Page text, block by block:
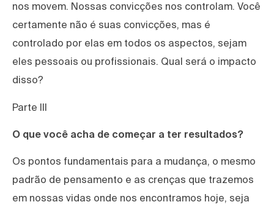
nos movem. Nossas convicções nos controlam. Você
certamente não é suas convicções, mas é
controlado por elas em todos os aspectos, sejam
eles pessoais ou profissionais. Qual será o impacto
disso?
Parte lll
O que você acha de começar a ter resultados?
Os pontos fundamentais para a mudança, o mesmo
padrão de pensamento e as crenças que trazemos
em nossas vidas onde nos encontramos hoje, seja